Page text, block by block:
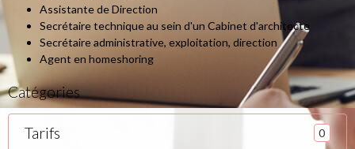
Assistante de Direction
Secrétaire technique au sein d'un Cabinet d'architecte
Secrétaire administrative, exploitation, direction
Agent en homeshoring
Catégories
Tarifs
0